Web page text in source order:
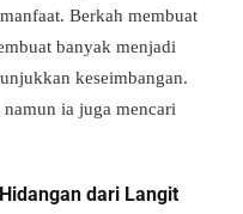
Berkah membuat
banyak menjadi
keseimbangan.
ia juga mencari
dari Langit